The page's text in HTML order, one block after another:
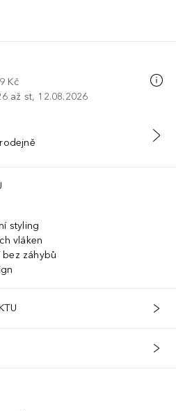
Kč
až st, 12.08.2026
DO KOŠÍKU
styling
vláken
záhybů